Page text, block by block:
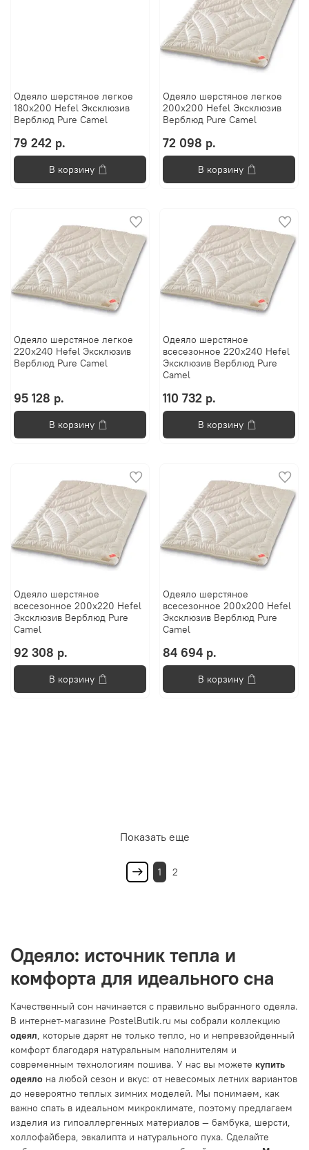
Одеяло шерстяное легкое
180х200 Hefel Эксклюзив
Верблюд Pure Camel
79 242 р.
В корзину
Одеяло шерстяное легкое
200х200 Hefel Эксклюзив
Верблюд Pure Camel
72 098 р.
В корзину
Одеяло шерстяное легкое
220х240 Hefel Эксклюзив
Верблюд Pure Camel
95 128 р.
В корзину
Одеяло шерстяное
всесезонное 220х240 Hefel
Эксклюзив Верблюд Pure
Camel
110 732 р.
В корзину
Одеяло шерстяное
всесезонное 200х220 Hefel
Эксклюзив Верблюд Pure
Camel
92 308 р.
В корзину
Одеяло шерстяное
всесезонное 200х200 Hefel
Эксклюзив Верблюд Pure
Camel
84 694 р.
В корзину
Показать еще
1 2
Одеяло: источник тепла и
комфорта для идеального сна
Качественный сон начинается с правильно выбранного одеяла.
В интернет-магазине PostelButik.ru мы собрали коллекцию
одеял, которые дарят не только тепло, но и непревзойденный
комфорт благодаря натуральным наполнителям и
современным технологиям пошива. У нас вы можете купить
одеяло на любой сезон и вкус: от невесомых летних вариантов
до невероятно теплых зимних моделей. Мы понимаем, как
важно спать в идеальном микроклимате, поэтому предлагаем
изделия из гипоаллергенных материалов — бамбука, шерсти,
холлофайбера, эвкалипта и натурального пуха. Сделайте